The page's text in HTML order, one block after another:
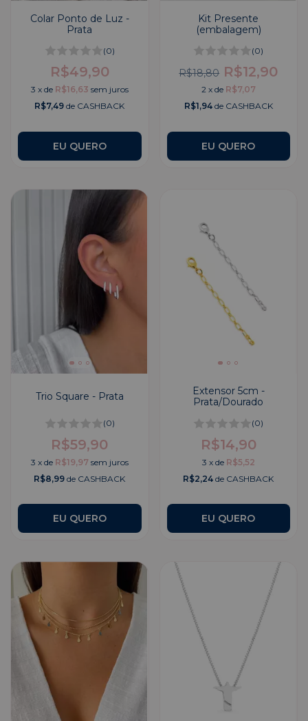
Colar Ponto de Luz -
Prata
(0)
R$49,90
3 x de R$16,63 sem juros
R$7,49 de CASHBACK
Kit Presente
(embalagem)
(0)
R$18,80 R$12,90
2 x de R$7,07
R$1,94de CASHBACK
Trio Square - Prata
(0)
R$59,90
3 x de R$19,97 sem juros
R$8,99 de CASHBACK
Extensor 5cm -
Prata/Dourado
(0)
R$14,90
3 x de R$5,52
R$2,24 de CASHBACK
EU QUERO